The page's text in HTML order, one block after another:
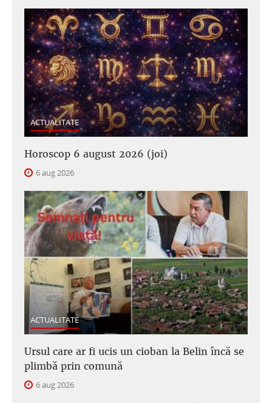
ACTUALITATE
Horoscop 6 august 2026 (joi)
6 aug 2026
ACTUALITATE
Ursul care ar fi ucis un cioban la Belin încă se
plimbă prin comună
6 aug 2026